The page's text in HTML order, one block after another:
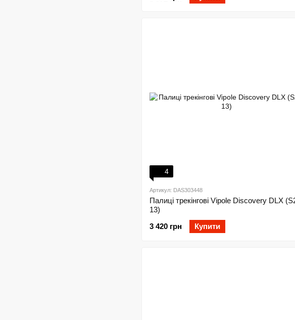
4
Артикул: DAS303448
Палиці трекінгові Vipole Discovery DLX
13)
3 420 грн
Купити